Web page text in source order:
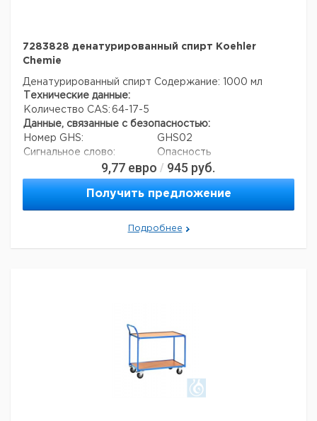
7283828 денатурированный спирт Koehler
Chemie
Денатурированный спирт Содержание: 1000 мл
Технические данные:
Количество CAS: 64-17-5
Данные, связанные с безопасностью:
Номер GHS:
GHS02
Сигнальное слово:
Опасность
Формулировки опасности: H225
Меры предосторожности: P210, P241, P280
1170
9,77 евро / 945 руб.
Получить предложение
Подробнее